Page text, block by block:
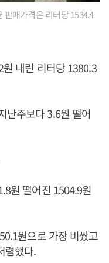
매가격은 리터당 1534.4
내린 리터당 1380.3
난주보다 3.6원 떨어
원 떨어진 1504.9원
원으로 가장 비쌌고
렴했다.